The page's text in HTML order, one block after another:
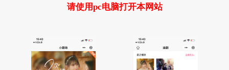
请使用pc电脑打开本网站